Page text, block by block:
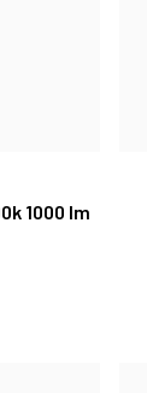
1000 lm